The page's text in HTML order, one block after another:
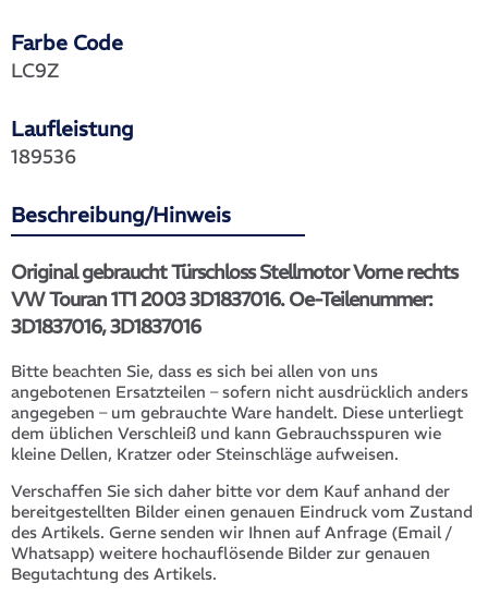
Farbe Code
Laufleistung
LC9Z
189536
Beschreibung/Hinweis
Original gebraucht Türschloss Stellmotor Vorne rechts
VW Touran 1T1 2003 3D1837016. Oe-Teilenummer:
3D1837016, 3D1837016
Bitte beachten Sie, dass es sich bei allen von uns
angebotenen Ersatzteilen – sofern nicht ausdrücklich anders
angegeben – um gebrauchte Ware handelt. Diese unterliegt
dem üblichen Verschleiß und kann Gebrauchsspuren wie
kleine Dellen, Kratzer oder Steinschläge aufweisen.
Verschaffen Sie sich daher bitte vor dem Kauf anhand der
bereitgestellten Bilder einen genauen Eindruck vom Zustand
des Artikels. Gerne senden wir Ihnen auf Anfrage (Email /
Whatsapp) weitere hochauflösende Bilder zur genauen
Begutachtung des Artikels.